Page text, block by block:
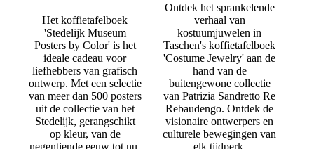
Het koffietafelboek
'Stedelijk Museum
Posters by Color' is het
ideale cadeau voor
liefhebbers van grafisch
ontwerp. Met een selectie
van meer dan 500 posters
uit de collectie van het
Stedelijk, gerangschikt
op kleur, van de
negentiende eeuw tot nu,
Ontdek het sprankelende
verhaal van
kostuumjuwelen in
Taschen's koffietafelboek
'Costume Jewelry' aan de
hand van de
buitengewone collectie
van Patrizia Sandretto Re
Rebaudengo. Ontdek de
visionaire ontwerpers en
culturele bewegingen van
elk tijdperk.